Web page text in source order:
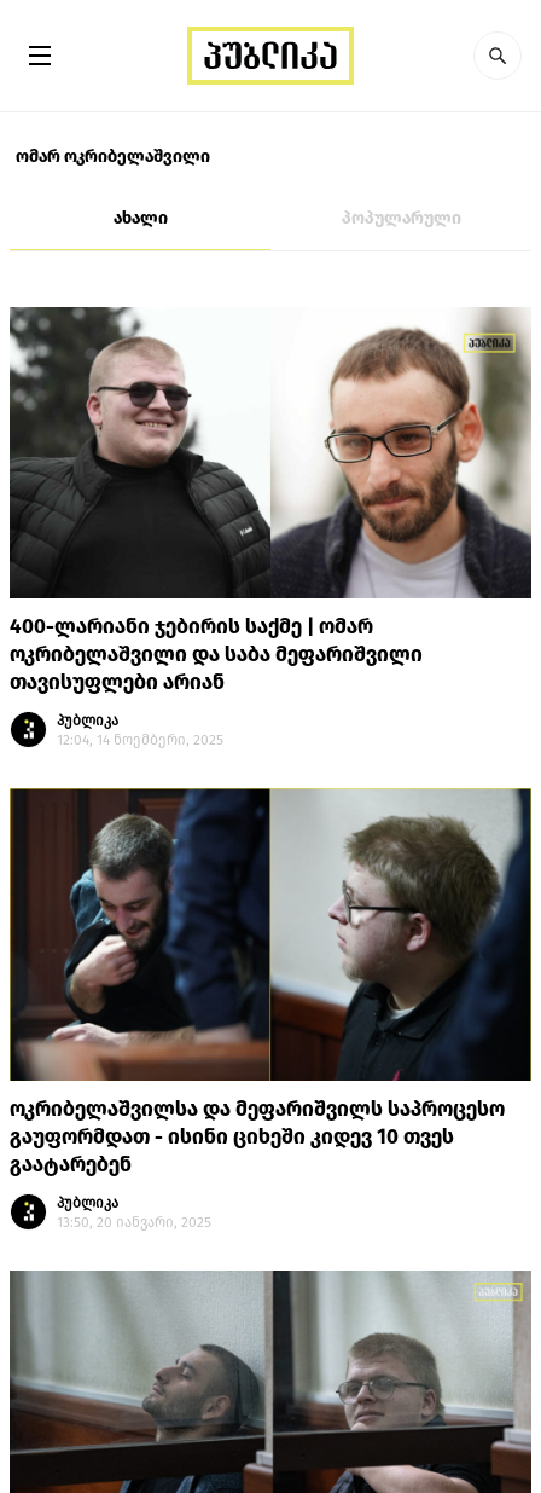
ომარ ოკრიბელაშვილი
ახალი პოპულარული
400-ლარიანი ჯებირის საქმე | ომარ
ოკრიბელაშვილი და საბა მეფარიშვილი
თავისუფლები არიან
პუბლიკა
12:04, 14 ნოემბერი, 2025
ოკრიბელაშვილსა და მეფარიშვილს საპროცესო
გაუფორმდათ - ისინი ციხეში კიდევ 10 თვეს
გაატარებენ
პუბლიკა
13:50, 20 იანვარი, 2025